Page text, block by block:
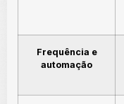
Frequência e
automação